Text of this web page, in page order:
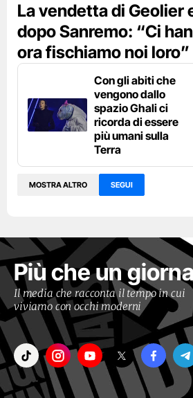
La vendetta di Geolier
dopo Sanremo: “Ci
ora fischiamo noi loro”
Con gli abiti che
vengono dallo
spazio Ghali ci
ricorda di essere
più umani sulla
Terra
MOSTRA ALTRO SEGUI
Più che un
Il media che racconta il tempo in cui
viviamo con occhi moderni